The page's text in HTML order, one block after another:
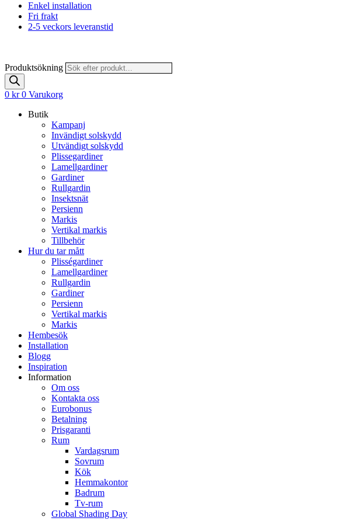
Enkel installation
Fri frakt
2-5 veckors leveranstid
Produktsökning
0 kr 0 Varukorg
Butik
Kampanj
Invändigt solskydd
Utvändigt solskydd
Plissegardiner
Lamellgardiner
Gardiner
Rullgardin
Insektsnät
Persienn
Markis
Vertikal markis
Tillbehör
Hur du tar mått
Plisségardiner
Lamellgardiner
Rullgardin
Gardiner
Persienn
Vertikal markis
Markis
Hembesök
Installation
Blogg
Inspiration
Information
Om oss
Kontakta oss
Eurobonus
Betalning
Prisgaranti
Rum
Vardagsrum
Sovrum
Kök
Hemmakontor
Badrum
Tv-rum
Global Shading Day